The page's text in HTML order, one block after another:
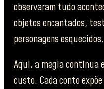
observaram tudo
objetos encantados,
personagens esquecidos.
Aqui, a magia continua
custo. Cada conto